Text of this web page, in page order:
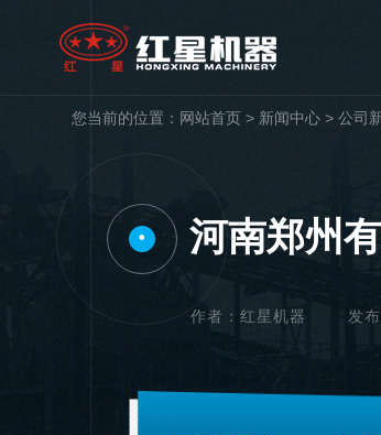
您当前的位置： 网站首页 > 新闻中心 > 公司
• 河南郑州
作者：红星机器 发